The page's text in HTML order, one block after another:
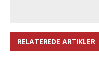
RELATEREDE ARTIKLER